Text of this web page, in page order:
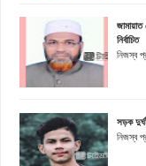
জামায়াত
নির্বাচিত
নিজস্ব
সড়ক
নিজস্ব